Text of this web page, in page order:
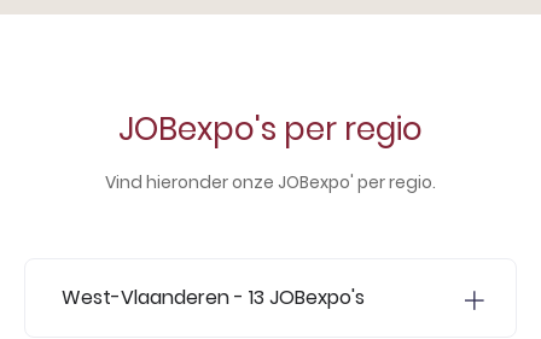
JOBexpo's per regio
Vind hieronder onze JOBexpo' per regio.
West-Vlaanderen- 13 JOBexpo's